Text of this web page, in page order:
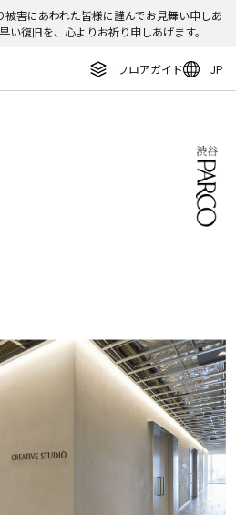
害にあわれた皆様に謹んでお見舞い申しあ
い復旧を、心よりお祈り申しあげます。
フロアガイド JP
ュース イベント アクセス